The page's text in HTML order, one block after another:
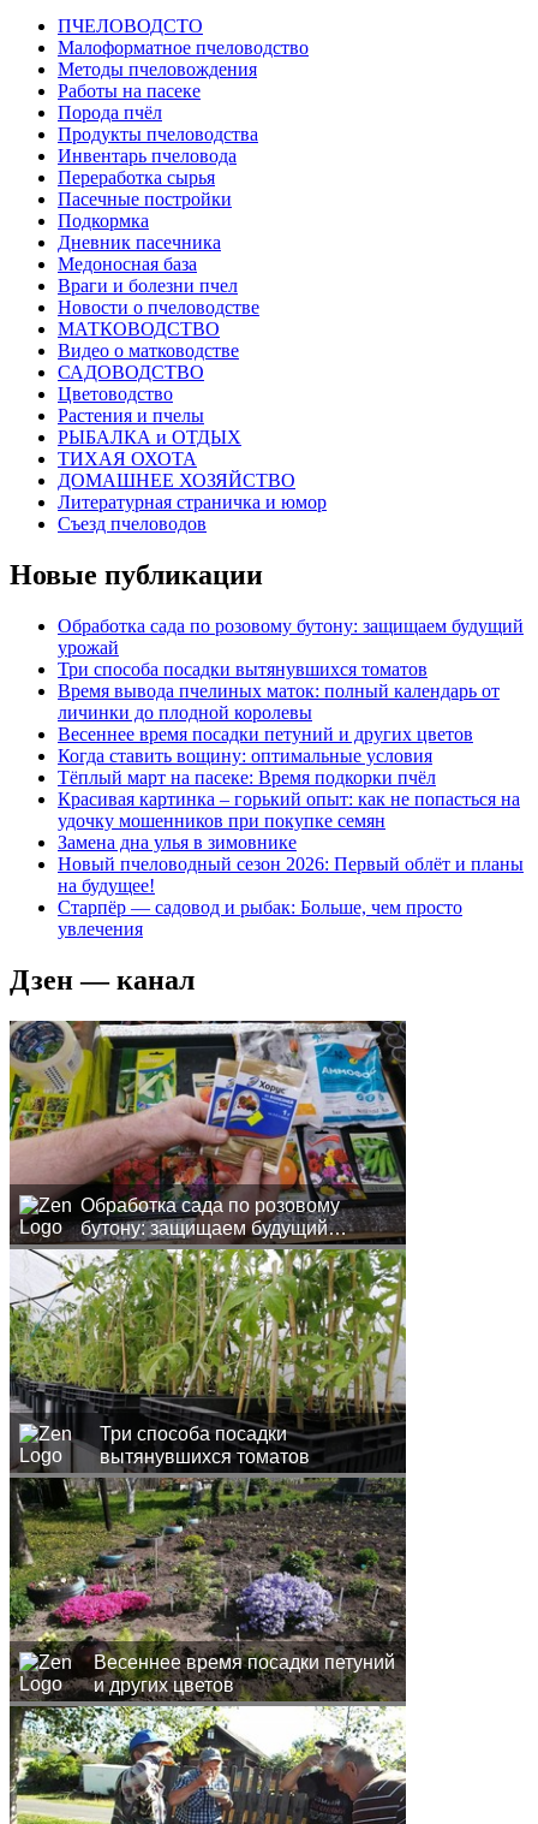
ПЧЕЛОВОДСТО
Малоформатное пчеловодство
Методы пчеловождения
Работы на пасеке
Порода пчёл
Продукты пчеловодства
Инвентарь пчеловода
Переработка сырья
Пасечные постройки
Подкормка
Дневник пасечника
Медоносная база
Враги и болезни пчел
Новости о пчеловодстве
МАТКОВОДСТВО
Видео о матководстве
САДОВОДСТВО
Цветоводство
Растения и пчелы
РЫБАЛКА и ОТДЫХ
ТИХАЯ ОХОТА
ДОМАШНЕЕ ХОЗЯЙСТВО
Литературная страничка и юмор
Съезд пчеловодов
Новые публикации
Обработка сада по розовому бутону: защищаем будущий
урожай
Три способа посадки вытянувшихся томатов
Время вывода пчелиных маток: полный календарь от
личинки до плодной королевы
Весеннее время посадки петуний и других цветов
Когда ставить вощину: оптимальные условия
Тёплый март на пасеке: Время подкорки пчёл
Красивая картинка – горький опыт: как не попасться на
удочку мошенников при покупке семян
Замена дна улья в зимовнике
Новый пчеловодный сезон 2026: Первый облёт и планы
на будущее!
Старпёр — садовод и рыбак: Больше, чем просто
увлечения
Дзен — канал
Обработка сада по розовому
бутону: защищаем будущий
урожай
Три способа посадки
вытянувшихся томатов
Весеннее время посадки петуний
и других цветов